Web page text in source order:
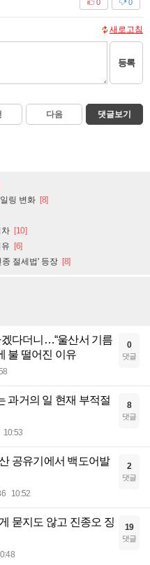
0
0
새로고침
등록
다음 댓글보기
링 변화 [8]
[10]
[6]
절세법' 등장 [8]
다더니…“울산서 기름
불 떨어진 이유
0
댓글
과거의 일 현재 부적절
10:53
8
댓글
공유기에서 백도어발
10:52
2
댓글
묻지도 않고 진종오 징
19
댓글